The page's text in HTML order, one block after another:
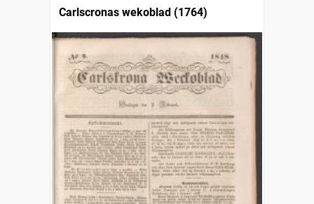
Carlscronas wekoblad (1764)